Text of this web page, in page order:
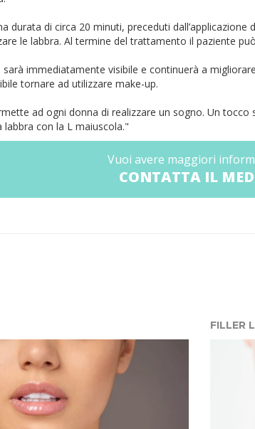
durata di circa 20 minuti, preceduti
le labbra. Al termine del trattamento il paziente
immediatamente visibile e continuerà a
tornare ad utilizzare make-up.
ad ogni donna di realizzare un sogno. Un
labbra con la L maiuscola."
Vuoi avere maggiori
CONTATTA IL
FILLER